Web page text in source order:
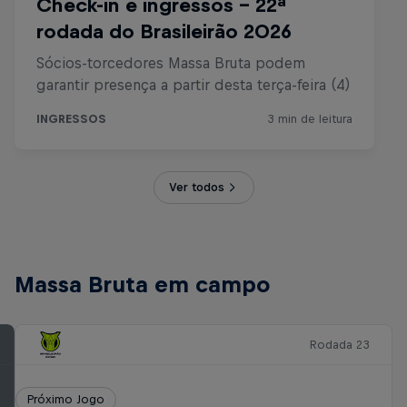
Ver todos
Massa Bruta em campo
Rodada 23
Próximo Jogo